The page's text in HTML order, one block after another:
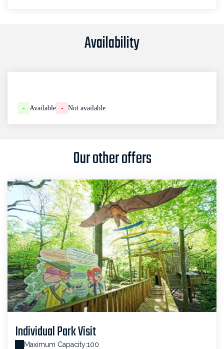
Availability
- Available - Not available
Our other offers
Individual Park Visit
Maximum Capacity:100